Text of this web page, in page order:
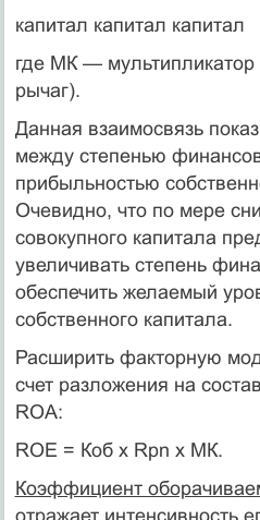
капитал капитал капитал
где МК —
рычаг).
Данная взаимосвязь
между степенью
прибыльностью
Очевидно, что по мере
со­вокупного капитала
увеличивать сте­пень
обеспечить желаемый
собственного капитала.
Расширить факторную
счет разложе­ния на
ROA:
ROE = Коб х Rpn х МК.
Коэффициент